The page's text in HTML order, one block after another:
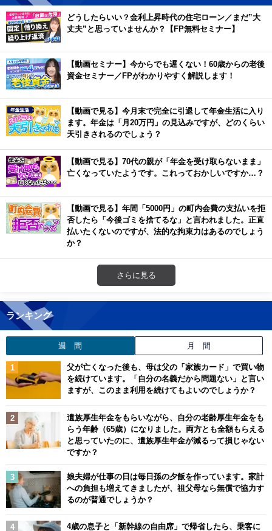
どうしたらいい？金利上昇時代の住宅ローン／まだ”大
丈夫”と思っていませんか？【FP無料セミナー】
【動画セミナー】今からでも遅くない！60歳からの老後
資金セミナー／FPがわかりやすく解説します！
【動画で見る】今月末で完全に引退して年金生活に入り
ます。年金は「月20万円」の見込みですが、どのくらい
天引きされるのでしょう？
【動画で見る】70代の親が「年金を受け取らないまま」
亡くなっていたようです。これっておかしいですか…？
【動画で見る】年間「5000円」の町内会費の支払いを拒
否したら「今後ゴミを捨てるな」と言われました。正直
払いたくないのですが、法的な拘束力はあるのでしょう
か？
さらに見る
ランキング
週 間 月 間
父が亡くなった後も、母は父の「家族カード」で買い物
を続けています。「自分の名義だから問題ない」と言い
ますが、このまま利用を続けてもよいのでしょうか？
遺族厚生年金をもらいながら、自分の老齢厚生年金をも
らう年齢（65歳）になりました。両方とも全額もらえる
と思っていたのに、遺族厚生年金が減るって損じゃない
ですか？
娘夫婦が仕事の日は毎日孫の夕飯を作っています。家計
への負担も増えてきましたが、祖父母なら無償で協力す
るのが普通でしょうか？
4歳の息子と「新幹線の自由席」で帰省したら、乗客に